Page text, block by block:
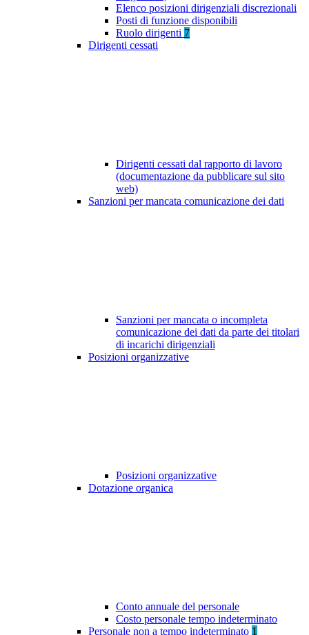
Elenco posizioni dirigenziali discrezionali
Posti di funzione disponibili
Ruolo dirigenti 7
Dirigenti cessati
Dirigenti cessati dal rapporto di lavoro
(documentazione da pubblicare sul sito
web)
Sanzioni per mancata comunicazione dei dati
Sanzioni per mancata o incompleta
comunicazione dei dati da parte dei titolari
di incarichi dirigenziali
Posizioni organizzative
Posizioni organizzative
Dotazione organica
Conto annuale del personale
Costo personale tempo indeterminato
Personale non a tempo indeterminato 1